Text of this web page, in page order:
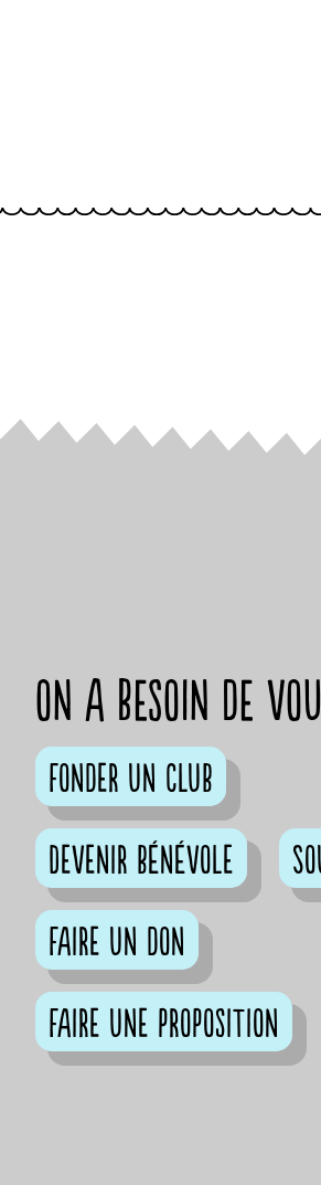
on a besoin de
Fonder un club
Devenir bénévole
Faire un don
Faire une proposition